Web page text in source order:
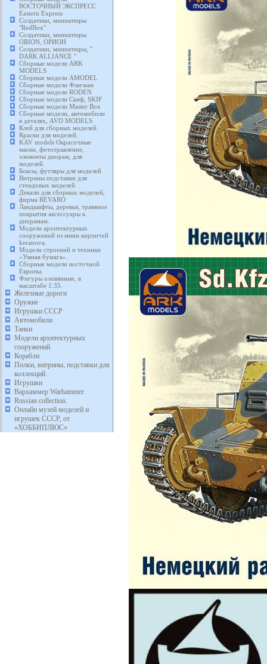
ВОСТОЧНЫЙ ЭКСПРЕСС
Eastern Express
Солдатики, миниатюры
"RedBox"
Солдатики, миниатюры
ORION, ОРИОН
Солдатики, миниатюры, "
DARK ALLIANCE "
Сборные модели ARK
MODELS
Сборные модели AMODEL
Сборные модели Флагман
Сборные модели RODEN
Сборные модели Скиф, SKIF
Сборные модели Master Box
Сборные модели, автомобили
в деталях, AVD MODELS.
Клей для сборных моделей.
Краски для моделей.
KAV models Окрасочные
маски, фототравление,
элементы диорам, для
моделей.
Боксы, футляры для моделей
Витрины подставки для
стендовых моделей
Декали для сборных моделей,
фирма REVARO
Ландшафты, деревья, травяное
покрытия аксессуары к
диорамам.
Модели архитектурных
сооружений из мини кирпичей
keranova.
Модели строений и техники
«Умная бумага».
Сборные модели восточной
Европы.
Фигуры оловянные, в
масштабе 1:35.
Железные дороги
Оружие
Игрушки СССР
Автомобили
Танки
Модели архитектурных
сооружений.
Корабли
Полки, витрины, подставки для
коллекций.
Игрушки
Вархаммер Warhammer
Russian collection.
Онлайн музей моделей и
игрушек СССР, от
«ХОББИПЛЮС»